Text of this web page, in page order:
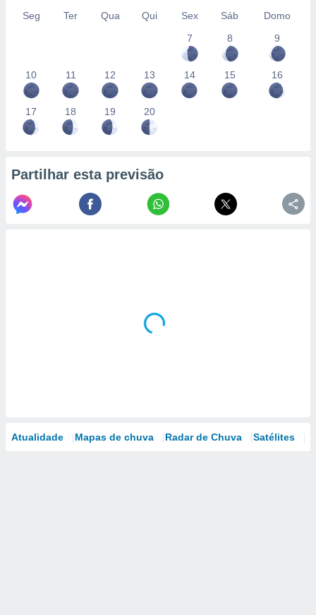
Seg Ter Qua Qui Sex Sáb
Domo
7
8 9
10 11 12 13 14 15 16
17 18 19 20
Partilhar esta previsão
Atualidade Mapas de chuva Radar de Chuva Satélites